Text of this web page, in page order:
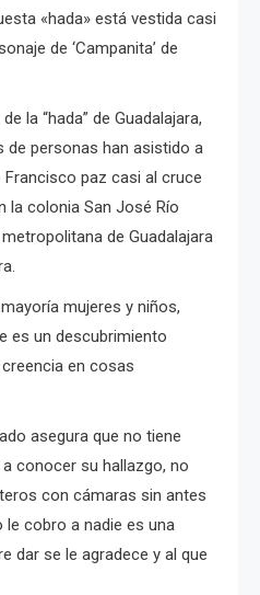
«hada» está vestida casi
de ‘Campanita’ de
la “hada” de Guadalajara,
de personas han asistido a
paz casi al cruce
la colonia San José Río
de Guadalajara
mujeres y niños,
es un descubrimiento
en cosas
asegura que no tiene
conocer su hallazgo, no
con cámaras sin antes
le cobro a nadie es una
dar se le agradece y al que